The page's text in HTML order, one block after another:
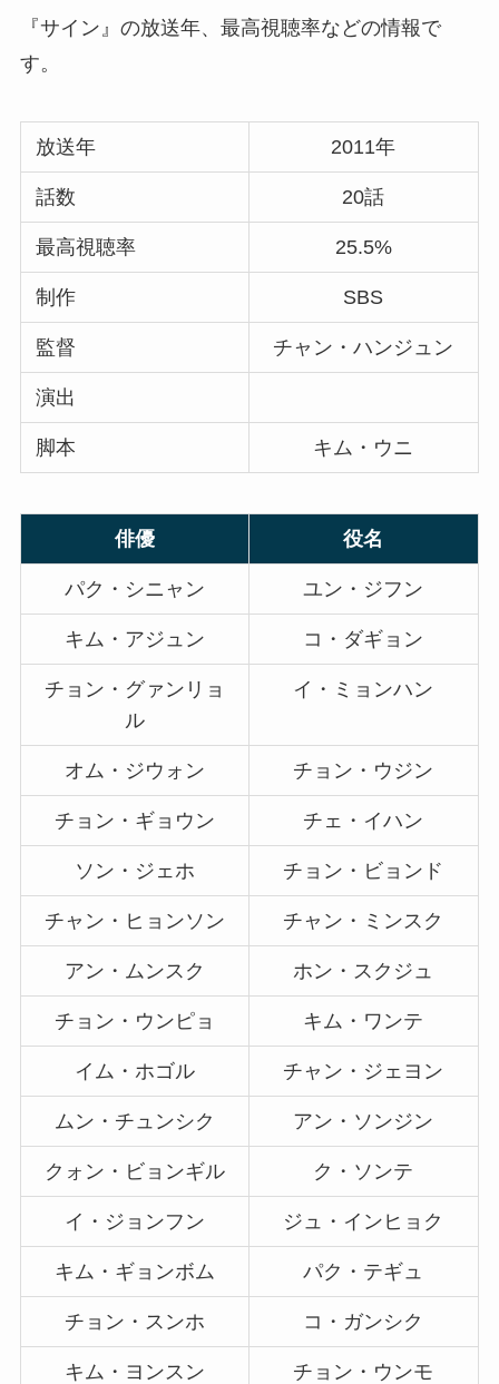
『サイン』の放送年、最高視聴率などの情報で
す。
放送年 2011年
話数 20話
最高視聴率 25.5%
制作 SBS
監督 チャン・ハンジュン
演出
脚本 キム・ウニ
俳優 役名
パク・シニャン ユン・ジフン
キム・アジュン コ・ダギョン
チョン・グァンリョ
ル
イ・ミョンハン
オム・ジウォン チョン・ウジン
チョン・ギョウン チェ・イハン
ソン・ジェホ チョン・ビョンド
チャン・ヒョンソン チャン・ミンスク
アン・ムンスク ホン・スクジュ
チョン・ウンピョ キム・ワンテ
イム・ホゴル チャン・ジェヨン
ムン・チュンシク アン・ソンジン
クォン・ビョンギル ク・ソンテ
イ・ジョンフン ジュ・インヒョク
キム・ギョンボム パク・テギュ
チョン・スンホ コ・ガンシク
キム・ヨンスン チョン・ウンモ